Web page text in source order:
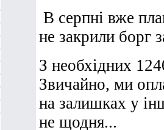
В серпні вже
не закрили борг
З необхідних
Звичайно, ми
на залишках у
не щодня...